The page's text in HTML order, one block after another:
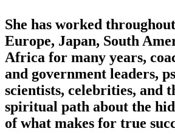
She has worked
Europe, Japan, South
Africa for many years,
and government leaders,
scientists, celebrities, and
spiritual path about the
of what makes for true